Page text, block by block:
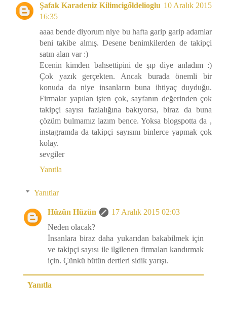
Şafak Karadeniz Kilimcigőldelioglu 10 Aralık 2015
16:35
aaaa bende diyorum niye bu hafta garip garip adamlar
beni takibe almış. Desene benimkilerden de takipçi
satın alan var :)
Ecenin kimden bahsettipini de şıp diye anladım :)
Çok yazık gerçekten. Ancak burada önemli bir
konuda da niye insanların buna ihtiyaç duyduğu.
Firmalar yapılan işten çok, sayfanın değerinden çok
takipçi sayısı fazlalığına bakıyorsa, biraz da buna
çözüm bulmamız lazım bence. Yoksa blogspotta da ,
instagramda da takipçi sayısını binlerce yapmak çok
kolay.
sevgiler
Yanıtla
Yanıtlar
Hüzün Hüzün
17 Aralık 2015 02:03
Neden olacak?
İnsanlara biraz daha yukarıdan bakabilmek için
ve takipçi sayısı ile ilgilenen firmaları kandırmak
için. Çünkü bütün dertleri sidik yarışı.
Yanıtla